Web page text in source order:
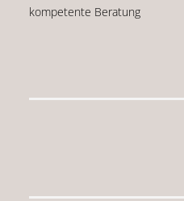
kompetente Beratung